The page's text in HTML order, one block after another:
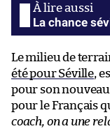
La chance
Le milieu de
été pour Séville,
pour son
pour le Français
coach, on a une